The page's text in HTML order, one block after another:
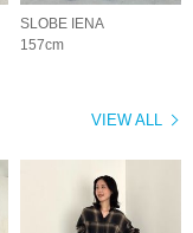
SLOBE IENA
157cm
VIEW ALL